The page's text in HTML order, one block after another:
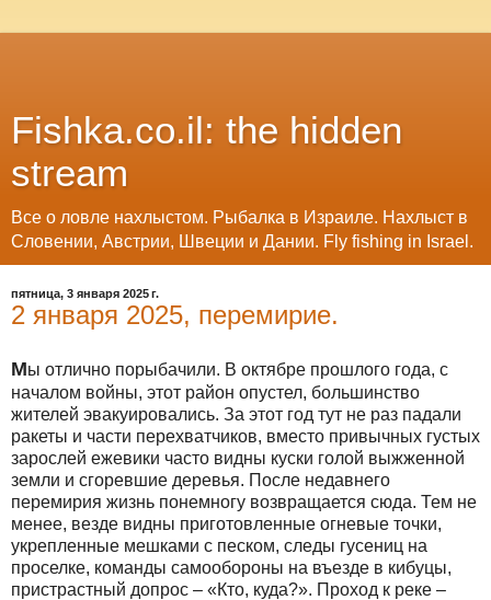
Fishka.co.il: the hidden
stream
Все о ловле нахлыстом. Рыбалка в Израиле. Нахлыст в
Словении, Австрии, Швеции и Дании. Fly fishing in Israel.
пятница, 3 января 2025 г.
2 января 2025, перемирие.
Мы отлично порыбачили. В октябре прошлого года, с
началом войны, этот район опустел, большинство
жителей эвакуировались. За этот год тут не раз падали
ракеты и части перехватчиков, вместо привычных густых
зарослей ежевики часто видны куски голой выжженной
земли и сгоревшие деревья. После недавнего
перемирия жизнь понемногу возвращается сюда. Тем не
менее, везде видны приготовленные огневые точки,
укрепленные мешками с песком, следы гусениц на
проселке, команды самообороны на въезде в кибуцы,
пристрастный допрос – «Кто, куда?». Проход к реке –